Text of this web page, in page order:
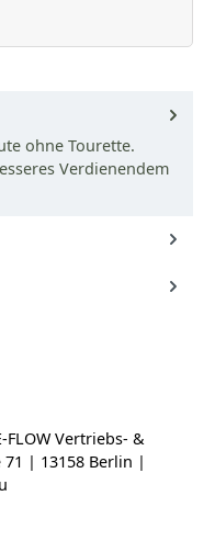
ohne Tourette.
Verdienendem
FLOW Vertriebs- &
| 13158 Berlin |